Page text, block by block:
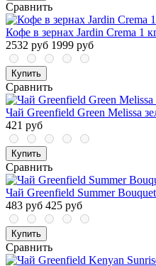
Сравнить
Кофе в зернах Jardin Crema 1
2532 руб 1999 руб
Купить
Сравнить
Чай Greenfield Green Melissa
421 руб
Купить
Сравнить
Чай Greenfield Summer
483 руб 425 руб
Купить
Сравнить